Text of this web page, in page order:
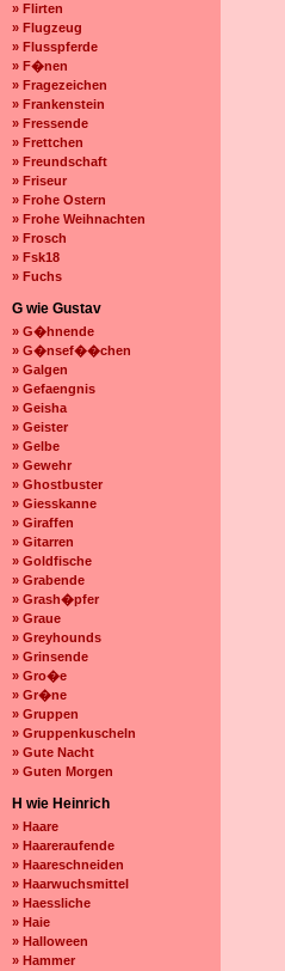
» Flirten
» Flugzeug
» Flusspferde
» F�nen
» Fragezeichen
» Frankenstein
» Fressende
» Frettchen
» Freundschaft
» Friseur
» Frohe Ostern
» Frohe Weihnachten
» Frosch
» Fsk18
» Fuchs
G wie Gustav
» G�hnende
» G�nsef��chen
» Galgen
» Gefaengnis
» Geisha
» Geister
» Gelbe
» Gewehr
» Ghostbuster
» Giesskanne
» Giraffen
» Gitarren
» Goldfische
» Grabende
» Grash�pfer
» Graue
» Greyhounds
» Grinsende
» Gro�e
» Gr�ne
» Gruppen
» Gruppenkuscheln
» Gute Nacht
» Guten Morgen
H wie Heinrich
» Haare
» Haareraufende
» Haareschneiden
» Haarwuchsmittel
» Haessliche
» Haie
» Halloween
» Hammer